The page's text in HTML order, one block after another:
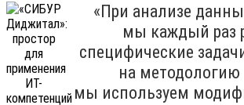
«При анализе
мы каждый раз
специфические
на методологию
мы используем